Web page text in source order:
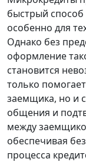
быстрый
особенно для
Однако без
оформление
становится
только
заемщика, но и
общения и
между
обеспечивая
процесса